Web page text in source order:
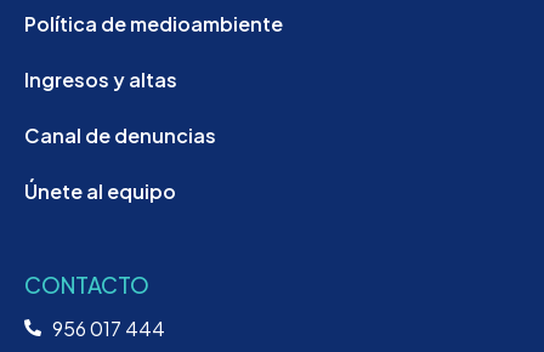
Política de medioambiente
Ingresos y altas
Canal de denuncias
Únete al equipo
CONTACTO
956 017 444